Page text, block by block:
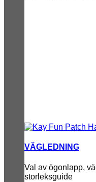
VÄGLEDNING
Val av ögonlapp,
storleksguide